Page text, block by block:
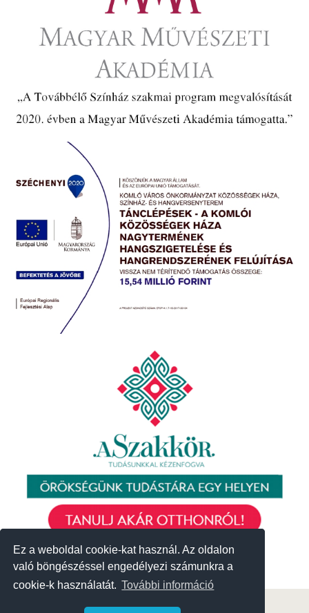
Ez a weboldal cookie-kat használ. Az oldalon
való böngészéssel engedélyezi számunkra a
cookie-k használatát. További információ
Ez a weboldal cookie-kat használ. Az oldalon
való böngészéssel engedélyezi számunkra a
cookie-k használatát. További információ
© 2018 Közösségek Háza